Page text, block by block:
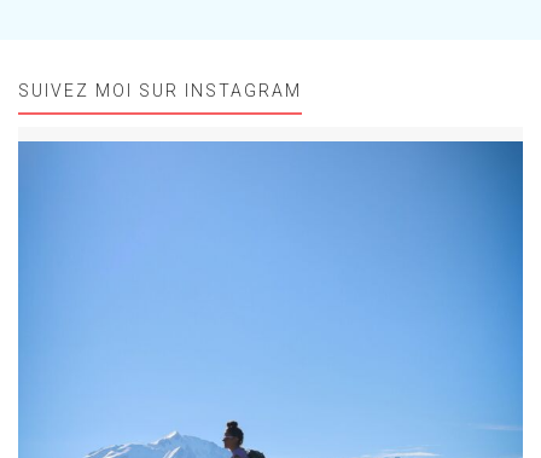
SUIVEZ MOI SUR INSTAGRAM